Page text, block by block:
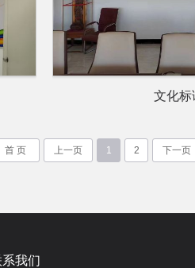
文化标
首 页 上一页 1 2 下一页
系我们